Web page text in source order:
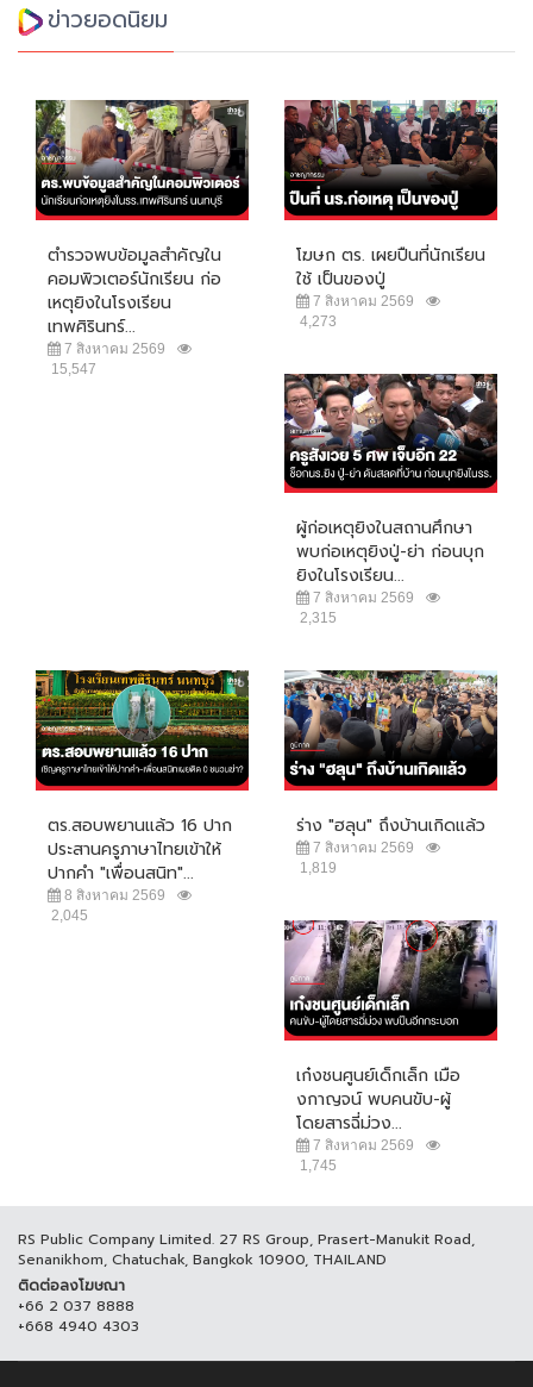
ข่าวยอดนิยม
ตำรวจพบข้อมูลสำคัญใน
คอมพิวเตอร์นักเรียน ก่อ
เหตุยิงในโรงเรียน
เทพศิรินทร์...
7 สิงหาคม 2569
15,547
โฆษก ตร. เผยปืนที่นักเรียน
ใช้ เป็นของปู่
7 สิงหาคม 2569
4,273
ผู้ก่อเหตุยิงในสถานศึกษา
พบก่อเหตุยิงปู่-ย่า ก่อนบุก
ยิงในโรงเรียน...
7 สิงหาคม 2569
2,315
ตร.สอบพยานแล้ว 16 ปาก
ประสานครูภาษาไทยเข้าให้
ปากคำ "เพื่อนสนิท"...
8 สิงหาคม 2569
2,045
ร่าง "ฮลุน" ถึงบ้านเกิดแล้ว
7 สิงหาคม 2569
1,819
เก๋งชนศูนย์เด็กเล็ก เมือ
งกาญจน์ พบคนขับ-ผู้
โดยสารฉี่ม่วง...
7 สิงหาคม 2569
1,745
RS Public Company Limited. 27 RS Group, Prasert-Manukit Road,
Senanikhom, Chatuchak, Bangkok 10900, THAILAND
ติดต่อลงโฆษณา
+66 2 037 8888
+668 4940 4303